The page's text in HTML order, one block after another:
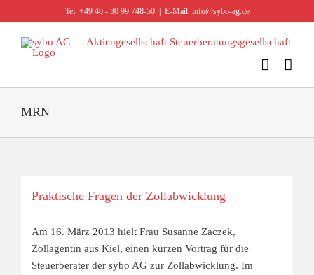
Inhalt
springen
Tel. +49 40 - 30 99 748-50 E-Mail: info@sybo-ag.de
MRN
Praktische Fragen der Zollabwicklung
Am 16. März 2013 hielt Frau Susanne Zaczek,
Zollagentin aus Kiel, einen kurzen Vortrag für die
Steuerberater der sybo AG zur Zollabwicklung. Im